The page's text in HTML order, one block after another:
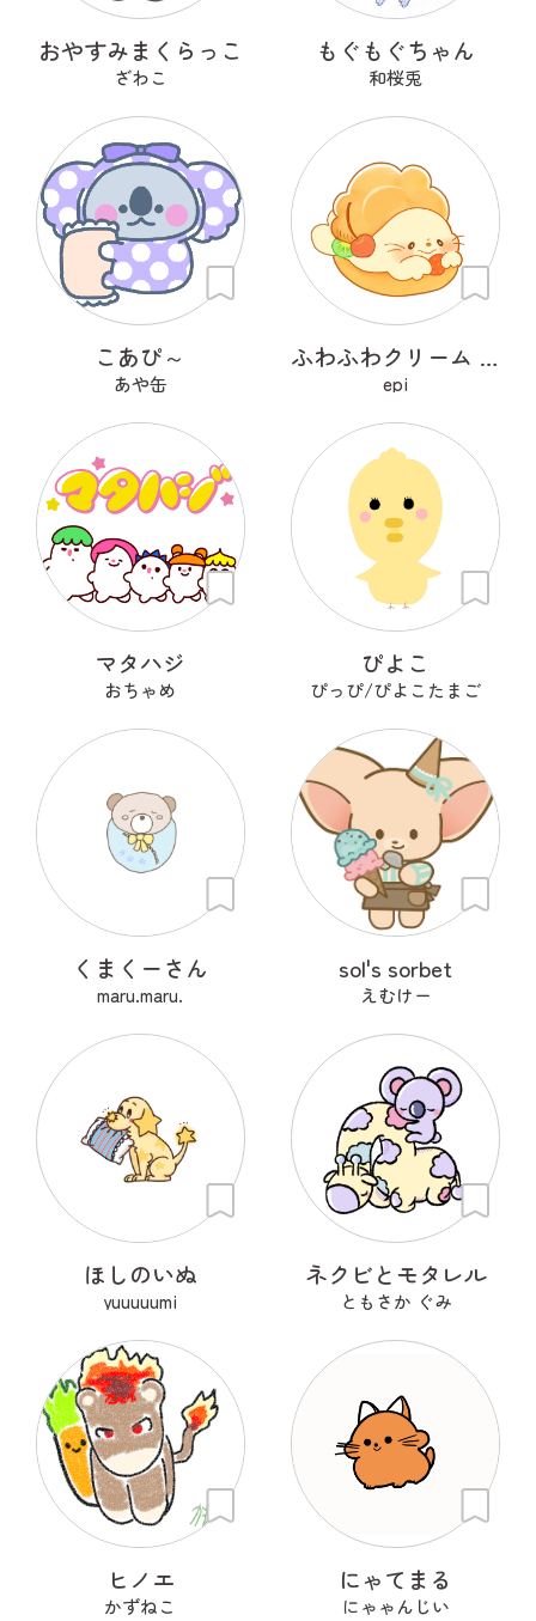
おやすみまくらっこ
ざわこ
もぐもぐちゃん
和桜兎
こあぴ～
あや缶
ふわふわクリーム あざらシュー
epi
マタハジ
おちゃめ
ぴよこ
ぴっぴ/ぴよこたまご
くまくーさん
maru.maru.
sol's sorbet
えむけー
ほしのいぬ
yuuuuumi
ネクビとモタレル
ともさか ぐみ
ヒノエ
かずねこ
にゃてまる
にゃゃんじい